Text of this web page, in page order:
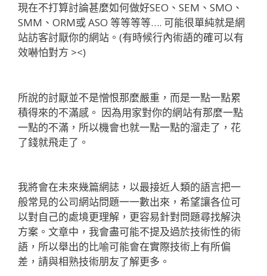
現在不打算討論甚麼如何做好SEO、SEM、SMO、
SMM、ORM或 ASO 等等等等…. 可能很單純就是網
站訪客討厭你的網站。(有時候行內術語的確可以有
效嚇怕對方 ><)
所說的討厭並不是憎恨那麼嚴重，而是一點一點累
積得來的不滿感。 因為用家對你的網站有那麼一點
一點的不滿，所以機會也就一點一點的溜走了，花
了錢就飛走了。
我將會在未來幾篇網誌，以最接近人類的語言把一
般常見的公司網站問題一一數出來，希望讓各位可
以對自己的處境更理解，更容易針對問題尋找解決
方案。文章中，我會盡可能不提及過於技術性的術
語，所以舉出的比喻可能會在實際技術上有所偏
差，請與相熟技術朋友了解更多。